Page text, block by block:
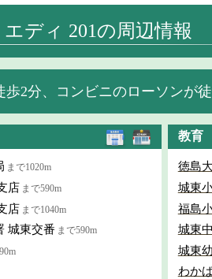
ディ 201の周辺情報
2分、コンビニのローソンが徒
まで1020m
店 まで590m
店 まで1040m
城東交番 まで590m
教育
徳島
城東
福島
城東
城東
わか